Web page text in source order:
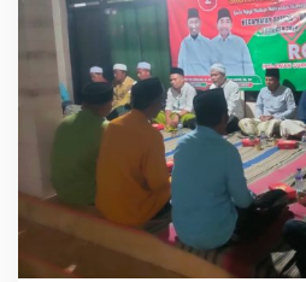
i
d
i
B
a
t
b
a